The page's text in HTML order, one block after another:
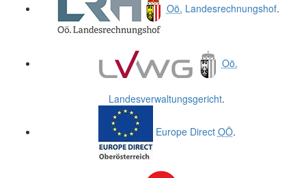
Oö. Landesrechnungshof.
Oö.
Landesverwaltungsgericht.
Europe Direct OÖ.